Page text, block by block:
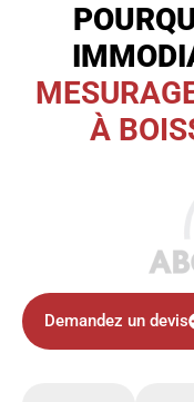
À
Demandez un devis